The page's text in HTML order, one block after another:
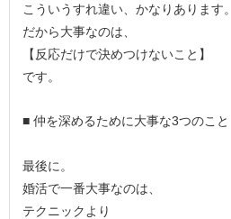
こういうすれ違い、かなりあります。
だから大事なのは、
【反応だけで決めつけないこと】
です。
■ 仲を深めるために大事な3つのこと
最後に。
婚活で一番大事なのは、
テクニックより